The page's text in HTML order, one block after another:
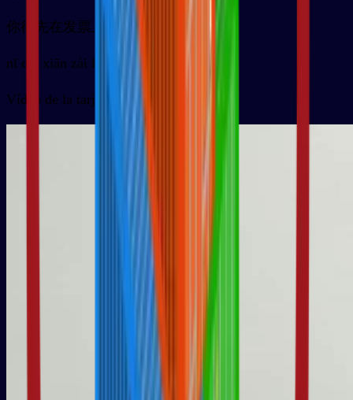
你得先在发票上签字
nǐ děi xiān zài fāpiào shàng qiānzì
Vídeo de la tarjeta